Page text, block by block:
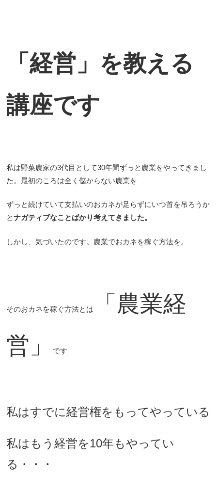
「経営」を教える
講座です
私は野菜農家の3代目として30年間ずっと農業をやってきまし
た。最初のころは全く儲からない農業を
ずっと続けていて支払いのおカネが足らずにいつ首を吊ろうか
とナガティブなことばかり考えてきました。
しかし、気づいたのです。農業でおカネを稼ぐ方法を。
そのおカネを稼ぐ方法とは
「農業経
営」
です
私はすでに経営権をもってやっている
私はもう経営を10年もやってい
る・・・